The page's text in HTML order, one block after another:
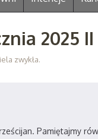
2025
zwykła.
Pamiętajmy